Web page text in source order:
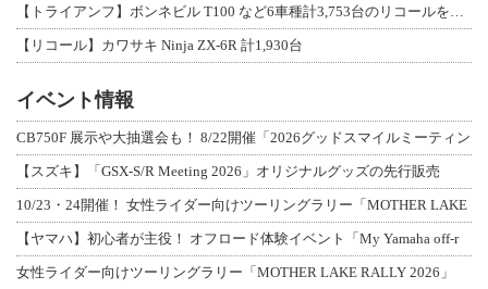
【トライアンフ】ボンネビル T100 など6車種計3,753台のリコールを発表
【リコール】カワサキ Ninja ZX-6R 計1,930台
イベント情報
CB750F 展示や大抽選会も！ 8/22開催「2026グッドスマイルミーティン
【スズキ】「GSX-S/R Meeting 2026」オリジナルグッズの先行販売
10/23・24開催！ 女性ライダー向けツーリングラリー「MOTHER LAKE
【ヤマハ】初心者が主役！ オフロード体験イベント「My Yamaha off-r
女性ライダー向けツーリングラリー「MOTHER LAKE RALLY 2026」